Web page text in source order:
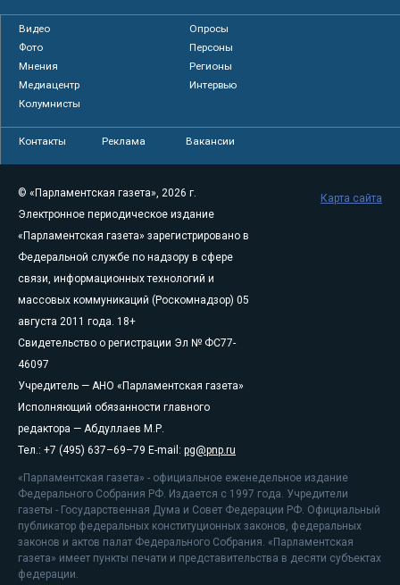
Видео
Опросы
Фото
Персоны
Мнения
Регионы
Медиацентр
Интервью
Колумнисты
Контакты Реклама Вакансии
© «Парламентская газета», 2026 г.
Электронное периодическое издание
«Парламентская газета» зарегистрировано в
Федеральной службе по надзору в сфере
связи, информационных технологий и
массовых коммуникаций (Роскомнадзор) 05
августа 2011 года. 18+
Свидетельство о регистрации Эл № ФС77-
46097
Учредитель — АНО «Парламентская газета»
Исполняющий обязанности главного
редактора — Абдуллаев М.Р.
Тел.: +7 (495) 637–69–79 E-mail: pg@pnp.ru
«Парламентская газета» - официальное еженедельное издание
Федерального Собрания РФ. Издается с 1997 года. Учредители
газеты - Государственная Дума и Совет Федерации РФ. Официальный
публикатор федеральных конституционных законов, федеральных
законов и актов палат Федерального Собрания. «Парламентская
газета» имеет пункты печати и представительства в десяти субъектах
федерации.
Карта сайта